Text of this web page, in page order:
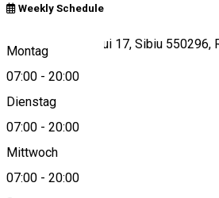
Weekly Schedule
Montag
07:00 - 20:00
Dienstag
07:00 - 20:00
Mittwoch
07:00 - 20:00
Strada Semaforului 17, Sibiu 550296,
View on map